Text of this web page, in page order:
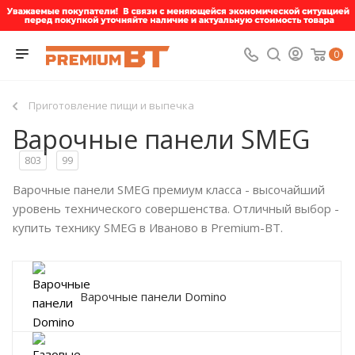
0
Приготовление пищи и выпечка
Варочные панели SMEG
803 99
Варочные панели Domino
Варочные панели SMEG премиум класса - высочайший
уровень технического совершенства. Отличный выбор -
купить технику SMEG в Иваново в Premium-BT.